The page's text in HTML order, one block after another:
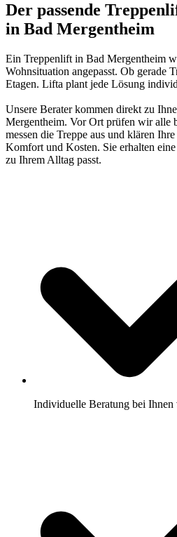
Der passende
in Bad Mergentheim
Ein Treppenlift in Bad Mergentheim
Wohnsituation angepasst. Ob gerade
Etagen. Lifta plant jede Lösung
Unsere Berater kommen direkt zu
Mergentheim. Vor Ort prüfen wir alle
messen die Treppe aus und klären
Komfort und Kosten. Sie erhalten
zu Ihrem Alltag passt.
Individuelle Beratung bei